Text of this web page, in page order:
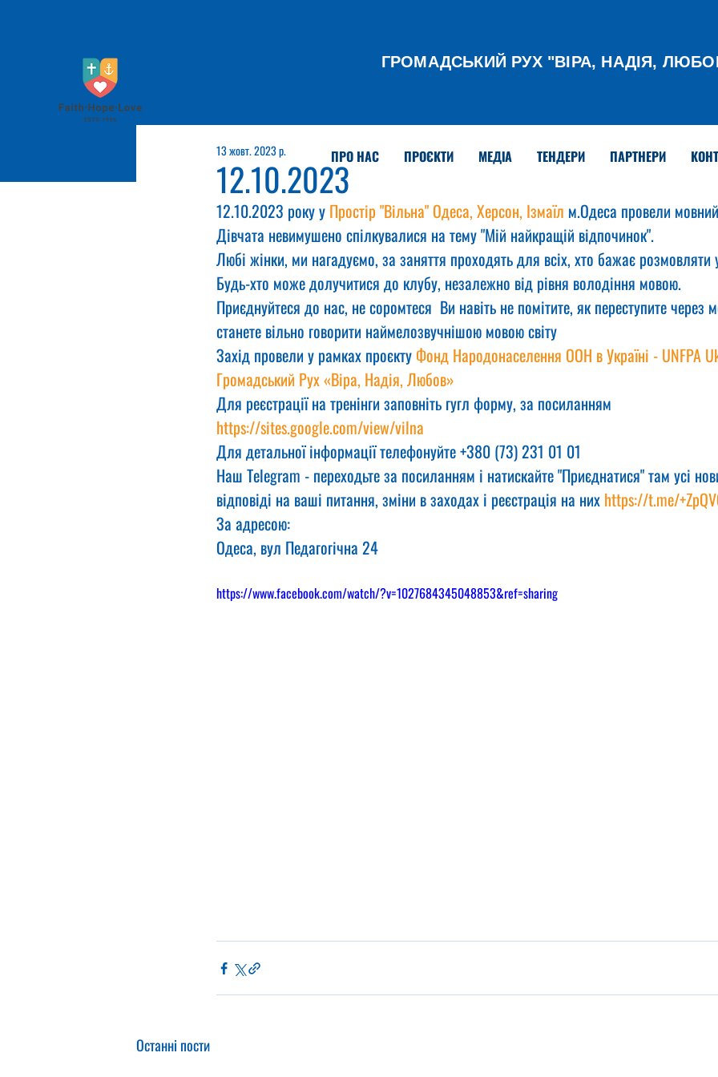
ГРОМАДСЬКИЙ РУХ "ВІРА, НАДІЯ,
ПРО НАС ПРОЄКТИ МЕДІА ТЕНДЕРИ ПАРТНЕРИ
12.10.2023
13 жовт. 2023 р.
12.10.2023 року у Простір "Вільна" Одеса, Херсон, Ізмаїл м.Одеса провели
Дівчата невимушено спілкувалися на тему "Мій найкращій відпочинок".
Любі жінки, ми нагадуємо, за заняття проходять для всіх, хто бажає розмовляти
Будь-хто може долучитися до клубу, незалежно від рівня володіння мовою.
Приєднуйтеся до нас, не соромтеся  Ви навіть не помітите, як переступите через
станете вільно говорити наймелозвучнішою мовою світу
Захід провели у рамках проєкту Фонд Народонаселення ООН в Україні - UNFPA
Громадський Рух «Віра, Надія, Любов»
Для реєстрації на тренінги заповніть гугл форму, за посиланням
https://sites.google.com/view/vilna
Для детальної інформації телефонуйте +380 (73) 231 01 01
Наш Telegram - переходьте за посиланням і натискайте "Приєднатися" там усі
відповіді на ваші питання, зміни в заходах і реєстрація на них https://t.me/
За адресою:
Одеса, вул Педагогічна 24
https://www.facebook.com/watch/?v=1027684345048853&ref=sharing
Останні пости